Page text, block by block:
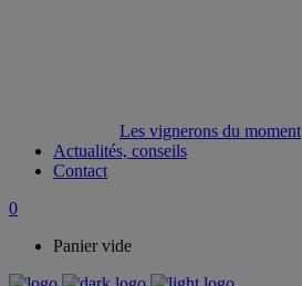
Les vignerons du moment
Actualités, conseils
Contact
0
Panier vide